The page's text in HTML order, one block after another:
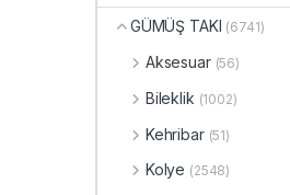
GÜMÜŞ TAKI (6741)
Aksesuar (56)
Bileklik (1002)
Kehribar (51)
Kolye (2548)